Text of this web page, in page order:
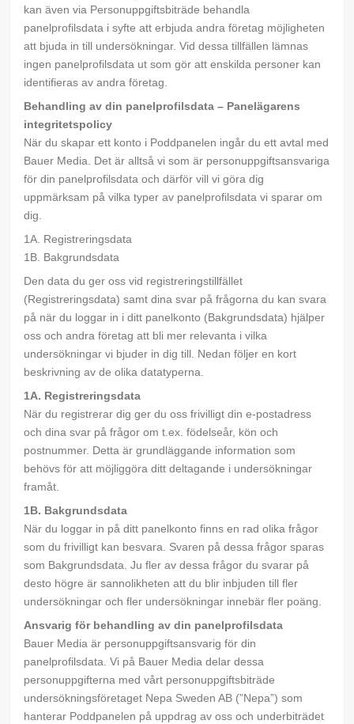
kan även via Personuppgiftsbiträde behandla
panelprofilsdata i syfte att erbjuda andra företag möjligheten
att bjuda in till undersökningar. Vid dessa tillfällen lämnas
ingen panelprofilsdata ut som gör att enskilda personer kan
identifieras av andra företag.
Behandling av din panelprofilsdata – Panelägarens
integritetspolicy
När du skapar ett konto i Poddpanelen ingår du ett avtal med
Bauer Media. Det är alltså vi som är personuppgiftsansvariga
för din panelprofilsdata och därför vill vi göra dig
uppmärksam på vilka typer av panelprofilsdata vi sparar om
dig.
1A. Registreringsdata
1B. Bakgrundsdata
Den data du ger oss vid registreringstillfället
(Registreringsdata) samt dina svar på frågorna du kan svara
på när du loggar in i ditt panelkonto (Bakgrundsdata) hjälper
oss och andra företag att bli mer relevanta i vilka
undersökningar vi bjuder in dig till. Nedan följer en kort
beskrivning av de olika datatyperna.
1A. Registreringsdata
När du registrerar dig ger du oss frivilligt din e-postadress
och dina svar på frågor om t.ex. födelseår, kön och
postnummer. Detta är grundläggande information som
behövs för att möjliggöra ditt deltagande i undersökningar
framåt.
1B. Bakgrundsdata
När du loggar in på ditt panelkonto finns en rad olika frågor
som du frivilligt kan besvara. Svaren på dessa frågor sparas
som Bakgrundsdata. Ju fler av dessa frågor du svarar på
desto högre är sannolikheten att du blir inbjuden till fler
undersökningar och fler undersökningar innebär fler poäng.
Ansvarig för behandling av din panelprofilsdata
Bauer Media är personuppgiftsansvarig för din
panelprofilsdata. Vi på Bauer Media delar dessa
personuppgifterna med vårt personuppgiftsbiträde
undersökningsföretaget Nepa Sweden AB (”Nepa”) som
hanterar Poddpanelen på uppdrag av oss och underbiträdet